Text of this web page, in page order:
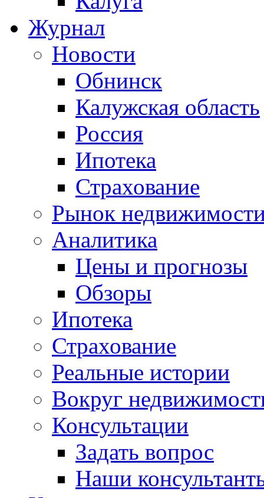
Журнал
Новости
Обнинск
Калужская область
Россия
Ипотека
Страхование
Рынок
Аналитика
Цены и прогнозы
Обзоры
Ипотека
Страхование
Реальные истории
Вокруг
Консультации
Задать вопрос
Наши